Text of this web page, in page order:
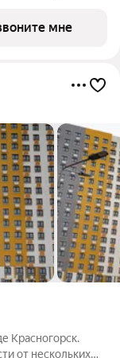
впечатляет
мне
Красногорск.
от нескольких